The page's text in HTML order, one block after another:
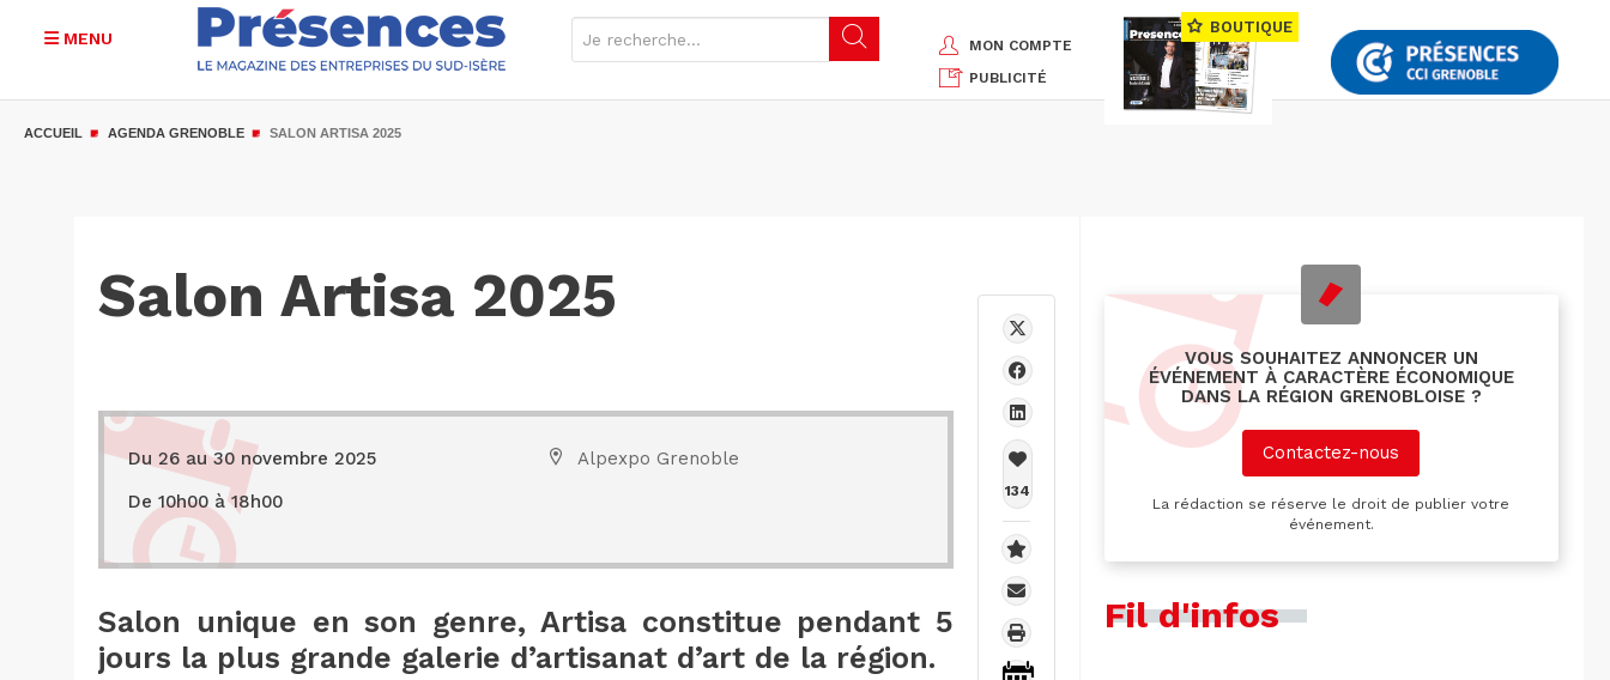
MENU
MON COMPTE
PUBLICITÉ
BOUTIQUE
ACCUEIL AGENDA GRENOBLE SALON ARTISA 2025
Salon Artisa 2025
Du 26 au 30 novembre 2025
De 10h00 à 18h00
Alpexpo Grenoble
Salon unique en son genre, Artisa constitue pendant 5
jours la plus grande galerie d’artisanat d’art de la région.
134
VOUS SOUHAITEZ ANNONCER UN
ÉVÉNEMENT À CARACTÈRE ÉCONOMIQUE
DANS LA RÉGION GRENOBLOISE ?
Contactez-nous
La rédaction se réserve le droit de publier votre
événement.
Fil d'infos